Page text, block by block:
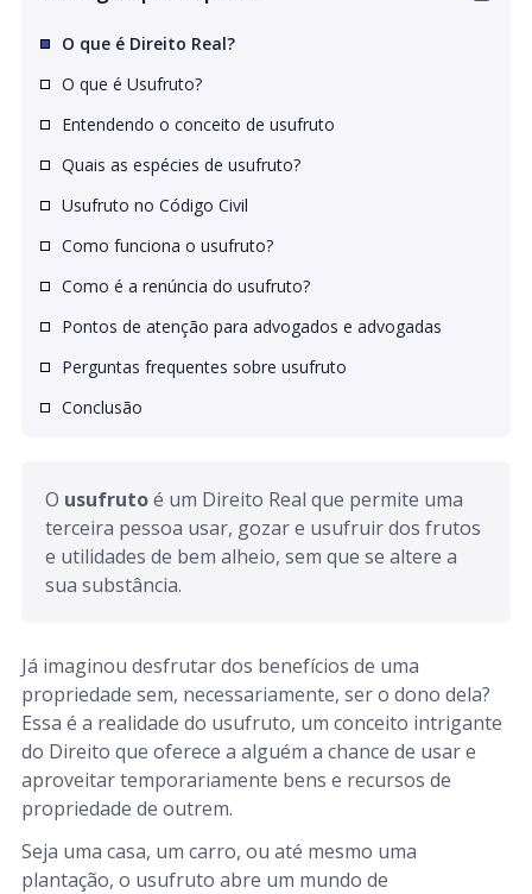
O que é Direito Real?
O que é Usufruto?
Entendendo o conceito de usufruto
Quais as espécies de usufruto?
Usufruto no Código Civil
Como funciona o usufruto?
Como é a renúncia do usufruto?
Pontos de atenção para advogados e advogadas
Perguntas frequentes sobre usufruto
Conclusão
O usufruto é um Direito Real que permite uma
terceira pessoa usar, gozar e usufruir dos frutos
e utilidades de bem alheio, sem que se altere a
sua substância.
Já imaginou desfrutar dos benefícios de uma
propriedade sem, necessariamente, ser o dono dela?
Essa é a realidade do usufruto, um conceito intrigante
do Direito que oferece a alguém a chance de usar e
aproveitar temporariamente bens e recursos de
propriedade de outrem.
Seja uma casa, um carro, ou até mesmo uma
plantação, o usufruto abre um mundo de